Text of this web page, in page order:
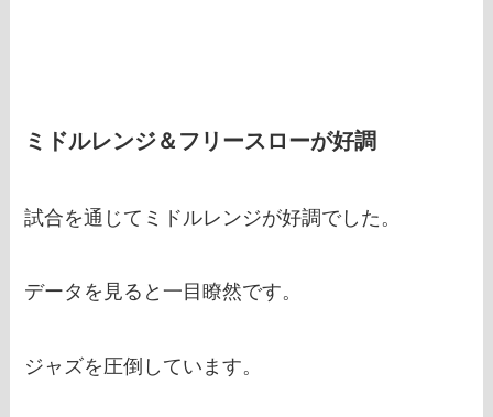
ミドルレンジ＆フリースローが好調
試合を通じてミドルレンジが好調でした。
データを見ると一目瞭然です。
ジャズを圧倒しています。